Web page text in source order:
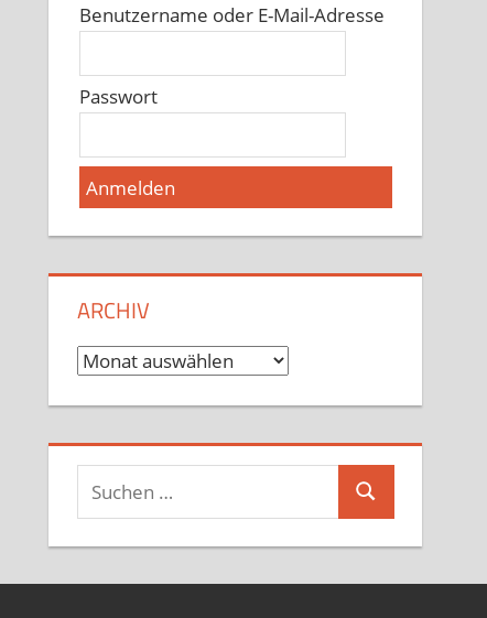
Benutzername oder E-Mail-Adresse
Passwort
ARCHIV
Archiv
Suchen
nach:
Suchen